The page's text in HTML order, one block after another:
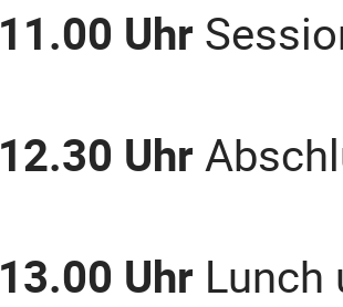
11.00 Uhr
12.30 Uhr
13.00 Uhr Lunch